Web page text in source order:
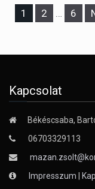
Page
1 Page
2 … Page
6
Kapcsolat
Békéscsaba,
06703329113
Impresszum